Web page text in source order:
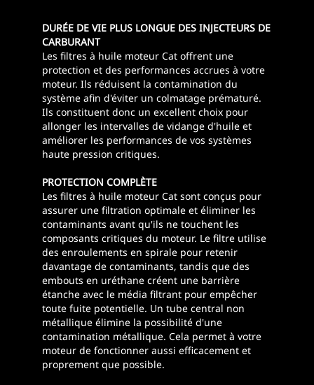
DURÉE DE VIE PLUS LONGUE DES INJECTEURS DE
CARBURANT
Les filtres à huile moteur Cat offrent une
protection et des performances accrues à votre
moteur. Ils réduisent la contamination du
système afin d'éviter un colmatage prématuré.
Ils constituent donc un excellent choix pour
allonger les intervalles de vidange d'huile et
améliorer les performances de vos systèmes
haute pression critiques.
PROTECTION COMPLÈTE
Les filtres à huile moteur Cat sont conçus pour
assurer une filtration optimale et éliminer les
contaminants avant qu'ils ne touchent les
composants critiques du moteur. Le filtre utilise
des enroulements en spirale pour retenir
davantage de contaminants, tandis que des
embouts en uréthane créent une barrière
étanche avec le média filtrant pour empêcher
toute fuite potentielle. Un tube central non
métallique élimine la possibilité d'une
contamination métallique. Cela permet à votre
moteur de fonctionner aussi efficacement et
proprement que possible.